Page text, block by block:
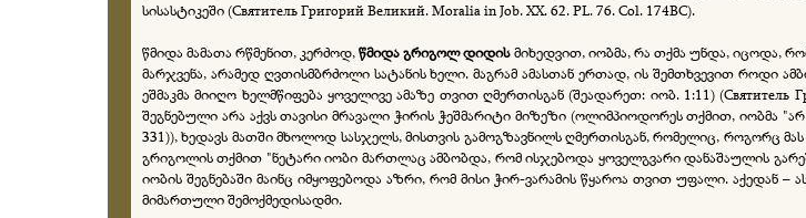
სისასტიკეში (Святитель Григорий Великий. Moralia in Job. XX. 62. PL. 76. Col. 174BC).
წმიდა მამათა რწმენით, კერძოდ,წმიდა გრიგოლ დიდისმიხედვით, იობმა, რა თქმა უნდა, იცოდა,
მარჯვენა, არამედ ღვთისმბრძოლი სატანის ხელი. მაგრამ ამასთან ერთად, ის შემთხვევით როდი
ეშმაკმა მიიღო ხელმწიფება ყოველივე ამაზე თვით ღმერთისგან (შეადარეთ: იობ. 1:11) (Святитель
შეგნებული არა აქვს თავისი მრავალი ჭირის ჭეშმარიტი მიზეზი (ოლიმპიოდორეს თქმით, იობმა
331)), ხედავს მათში მხოლოდ სასჯელს, მისთვის გამოგზავნილს ღმერთისგან, რომელიც, როგორც მას
გრიგოლის თქმით "ნეტარი იობი მართლაც ამბობდა, რომ ისჯებოდა ყოველგვარი დანაშაულის
იობის შეგნებაში მაინც იმყოფებოდა აზრი, რომ მისი ჭირ-ვარამის წყაროა თვით უფალი. აქედან –
მიმართული შემოქმედისადმი.